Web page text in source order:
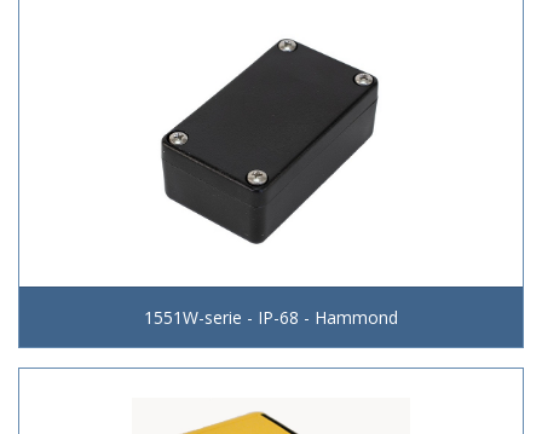
1551W-serie - IP-68 - Hammond